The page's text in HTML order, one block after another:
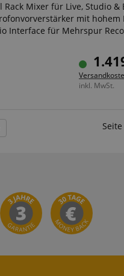
Rack Mixer für Live, Studio &
mit hohem
Interface für Mehrspur
für Aux, Subgruppe oder
für Stagebox & Monitor
Studio Pro DAW Software
inkl. MwSt.
Seite